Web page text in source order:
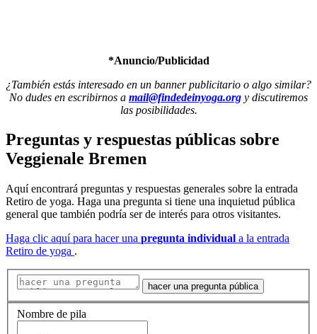
*Anuncio/Publicidad
¿También estás interesado en un banner publicitario o algo similar?
No dudes en escribirnos a mail@findedeinyoga.org y discutiremos
las posibilidades.
Preguntas y respuestas públicas sobre
Veggienale Bremen
Aquí encontrará preguntas y respuestas generales sobre la entrada
Retiro de yoga. Haga una pregunta si tiene una inquietud pública
general que también podría ser de interés para otros visitantes.
Haga clic aquí para hacer una pregunta individual a la entrada
Retiro de yoga .
hacer una pregunta pública
Nombre de pila